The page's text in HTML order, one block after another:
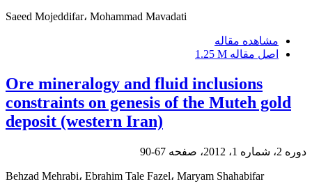
Saeed Mojeddifar، Mohammad Mavadati
مشاهده مقاله
اصل مقاله 1.25 M
Ore mineralogy and fluid inclusions
constraints on genesis of the Muteh gold
deposit (western Iran)
دوره 2، شماره 1، 2012، صفحه 67-90
Behzad Mehrabi، Ebrahim Tale Fazel، Maryam Shahabifar